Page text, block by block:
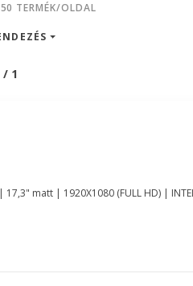
TERMÉK/OLDAL
/ 1
matt | 1920X1080 (FULL HD) |